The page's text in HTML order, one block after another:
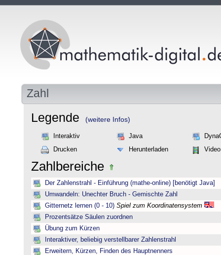
Zahl
Legende (weitere Infos)
Interaktiv Java
Drucken
Herunterladen Video
Zahlbereiche
Der Zahlenstrahl - Einführung (mathe-online) [benötigt Java]
Umwandeln: Unechter Bruch - Gemischte Zahl
Gitternetz lernen (0 - 10) Spiel zum Koordinatensystem
Prozentsätze Säulen zuordnen
Übung zum Kürzen
Interaktiver, beliebig verstellbarer Zahlenstrahl
Erweitern, Kürzen, Finden des Hauptnenners